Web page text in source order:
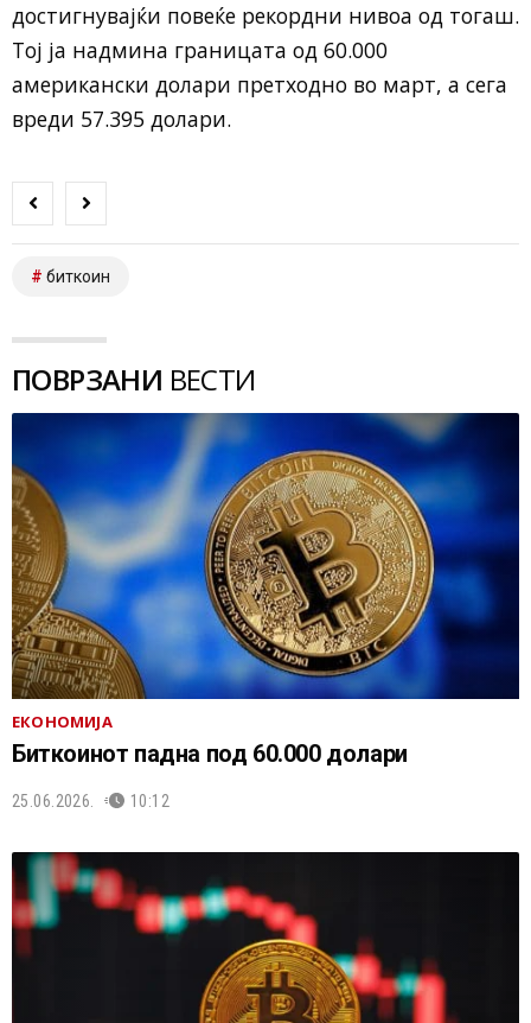
достигнувајќи повеќе рекордни нивоа од тогаш.
Тој ја надмина границата од 60.000
американски долари претходно во март, а сега
вреди 57.395 долари.
биткоин
ПОВРЗАНИ ВЕСТИ
ЕКОНОМИЈА
Биткоинот падна под 60.000 долари
25.06.2026. 10:12